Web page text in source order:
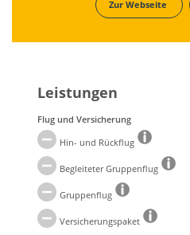
Zur Webseite
Leistungen
Flug und Versicherung
Hin- und Rückflug
Begleiteter Gruppenflug
Gruppenflug
Versicherungspaket